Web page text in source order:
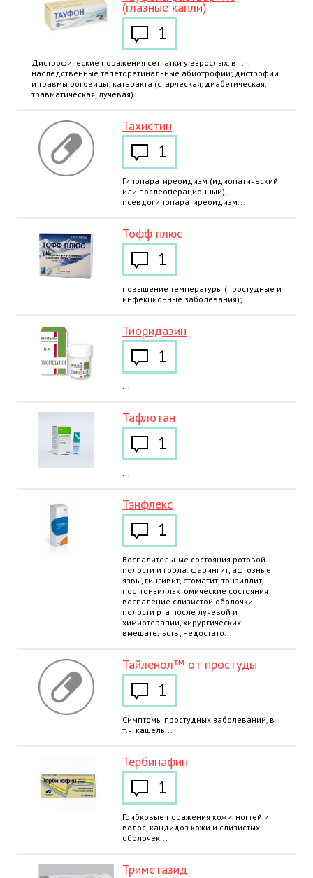
(глазные капли)
1
Дистрофические поражения сетчатки у взрослых, в т.ч.
наследственные тапеторетинальные абиотрофии; дистрофии
и травмы роговицы; катаракта (старческая, диабетическая,
травматическая, лучевая)...
Тахистин
1
Гипопаратиреоидизм (идиопатический
или послеоперационный),
псевдогипопаратиреоидизм...
Тофф плюс
1
повышение температуры (простудные и
инфекционные заболевания);...
Тиоридазин
1
...
Тафлотан
1
...
Тэнфлекс
1
Воспалительные состояния ротовой
полости и горла: фарингит, афтозные
язвы, гингивит, стоматит, тонзиллит,
посттонзиллэктомические состояния;
воспаление слизистой оболочки
полости рта после лучевой и
химиотерапии, хирургических
вмешательств; недостато...
Тайленол™ от простуды
1
Симптомы простудных заболеваний, в
т.ч. кашель...
Тербинафин
1
Грибковые поражения кожи, ногтей и
волос, кандидоз кожи и слизистых
оболочек...
Триметазид